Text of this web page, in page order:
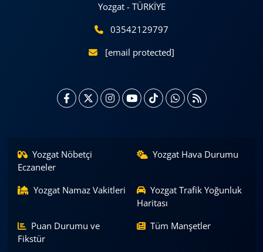
Yozgat - TÜRKİYE
03542129797
[email protected]
Yozgat Nöbetçi
Eczaneler
Yozgat Hava Durumu
Yozgat Namaz Vakitleri
Yozgat Trafik Yoğunluk
Haritası
Puan Durumu ve
Fikstür
Tüm Manşetler